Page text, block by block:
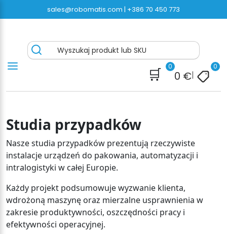
do
sales@robomatis.com | +386 70 450 773
Bandownica24.pl® – z Szybką Darmową
przesyłką Wysokiej jakości Urządzeń do
Battery Strapping Tools and Packing Machines
Delivered Fast and Free
Wyszukaj produkt lub SKU
🛒 0
0 €|
0
Studia przypadków
Nasze studia przypadków prezentują rzeczywiste
instalacje urządzeń do pakowania, automatyzacji i
intralogistyki w całej Europie.
Każdy projekt podsumowuje wyzwanie klienta,
wdrożoną maszynę oraz mierzalne usprawnienia w
zakresie produktywności, oszczędności pracy i
efektywności operacyjnej.